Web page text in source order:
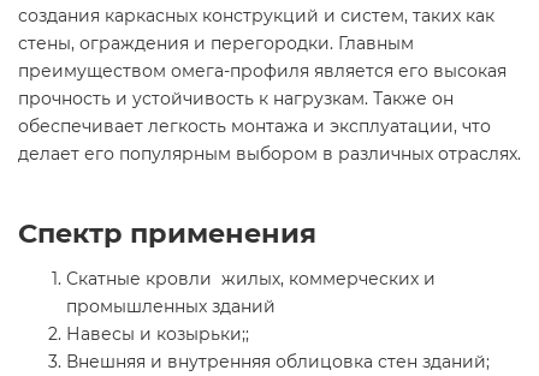
создания каркасных конструкций и систем, таких как
стены, ограждения и перегородки. Главным
преимуществом омега-профиля является его высокая
прочность и устойчивость к нагрузкам. Также он
обеспечивает легкость монтажа и эксплуатации, что
делает его популярным выбором в различных отраслях.
Спектр применения
Скатные кровли жилых, коммерческих и
промышленных зданий
Навесы и козырьки;;
Внешняя и внутренняя облицовка стен зданий;